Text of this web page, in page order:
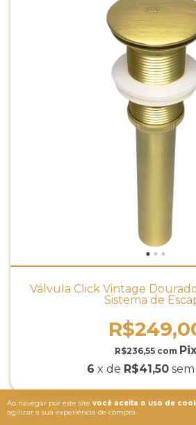
Ao navegar por este site você aceita o uso de
agilizar a sua experiência de compra.
Válvula Click Vintage
Sistema de
R$236,55 com
6 x de R$41,50